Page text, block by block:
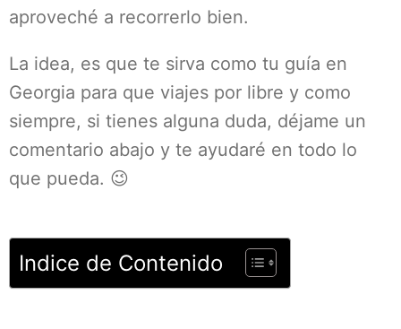
aproveché a recorrerlo bien.
La idea, es que te sirva como tu guía en
Georgia para que viajes por libre y como
siempre, si tienes alguna duda, déjame un
comentario abajo y te ayudaré en todo lo
que pueda. 😉
Indice de Contenido